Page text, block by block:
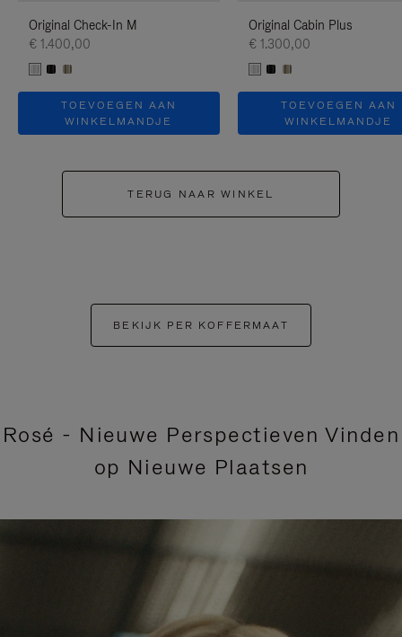
Original Check-In M
€ 1.400,00
TOEVOEGEN AAN
WINKELMANDJE
Original Cabin Plus
€ 1.300,00
TOEVOEGEN AAN
WINKELMANDJE
TERUG NAAR WINKEL
BEKIJK PER KOFFERMAAT
Rosé - Nieuwe Perspectieven Vinden
op Nieuwe Plaatsen